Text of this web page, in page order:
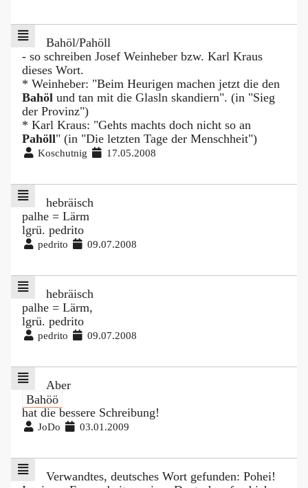
Bahöl/Pahöll
- so schreiben Josef Weinheber bzw. Karl Kraus
dieses Wort.
* Weinheber: "Beim Heurigen machen jetzt die den
Bahöl und tan mit die Glasln skandiern". (in "Sieg
der Provinz")
* Karl Kraus: "Gehts machts doch nicht so an
Pahöll" (in "Die letzten Tage der Menschheit")
Koschutnig 17.05.2008
hebräisch
palhe = Lärm
lgrü. pedrito
pedrito 09.07.2008
hebräisch
palhe = Lärm,
lgrü. pedrito
pedrito 09.07.2008
Aber
Bahöö
hat die bessere Schreibung!
JoDo 03.01.2009
Verwandtes, deutsches Wort gefunden: Pohei!